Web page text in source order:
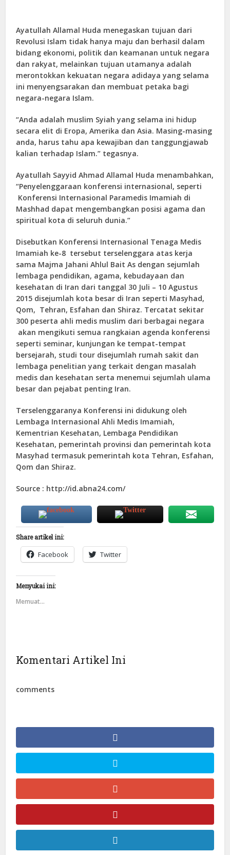
Ayatullah Allamal Huda menegaskan tujuan dari
Revolusi Islam tidak hanya maju dan berhasil dalam
bidang ekonomi, politik dan keamanan untuk negara
dan rakyat, melainkan tujuan utamanya adalah
merontokkan kekuatan negara adidaya yang selama
ini menyengsarakan dan membuat petaka bagi
negara-negara Islam.
“Anda adalah muslim Syiah yang selama ini hidup
secara elit di Eropa, Amerika dan Asia. Masing-masing
anda, harus tahu apa kewajiban dan tanggungjawab
kalian terhadap Islam.” tegasnya.
Ayatullah Sayyid Ahmad Allamal Huda menambahkan,
“Penyelenggaraan konferensi internasional, seperti
Konferensi Internasional Paramedis Imamiah di
Mashhad dapat mengembangkan posisi agama dan
spiritual kota di seluruh dunia.”
Disebutkan Konferensi Internasional Tenaga Medis
Imamiah ke-8 tersebut terselenggara atas kerja
sama Majma Jahani Ahlul Bait As dengan sejumlah
lembaga pendidikan, agama, kebudayaan dan
kesehatan di Iran dari tanggal 30 Juli – 10 Agustus
2015 disejumlah kota besar di Iran seperti Masyhad,
Qom, Tehran, Esfahan dan Shiraz. Tercatat sekitar
300 peserta ahli medis muslim dari berbagai negara
akan mengikuti semua rangkaian agenda konferensi
seperti seminar, kunjungan ke tempat-tempat
bersejarah, studi tour disejumlah rumah sakit dan
lembaga penelitian yang terkait dengan masalah
medis dan kesehatan serta menemui sejumlah ulama
besar dan pejabat penting Iran.
Terselenggaranya Konferensi ini didukung oleh
Lembaga Internasional Ahli Medis Imamiah,
Kementrian Kesehatan, Lembaga Pendidikan
Kesehatan, pemerintah provinsi dan pemerintah kota
Masyhad termasuk pemerintah kota Tehran, Esfahan,
Qom dan Shiraz.
Source : http://id.abna24.com/
Share artikel ini:
Facebook Twitter
Menyukai ini:
Memuat...
Komentari Artikel Ini
comments